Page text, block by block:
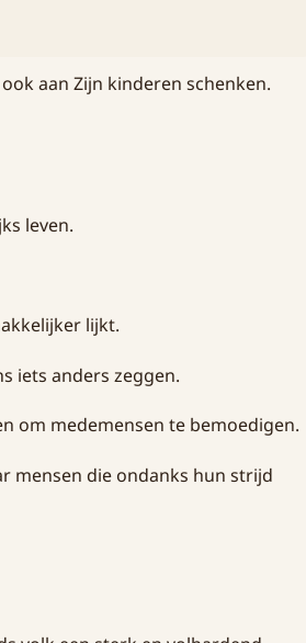
aan Zijn kinderen schenken.
leven.
lijkt.
iets anders zeggen.
om medemensen te bemoedigen.
mensen die ondanks hun strijd